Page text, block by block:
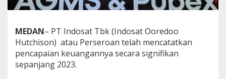
3
n
d
o
a
MEDAN– PT Indosat Tbk (Indosat Ooredoo
Hutchison) atau Perseroan telah mencatatkan
pencapaian keuangannya secara signifikan
sepanjang 2023.